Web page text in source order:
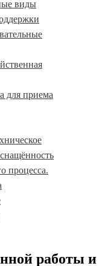
виды
для приема
процесса.
работы и